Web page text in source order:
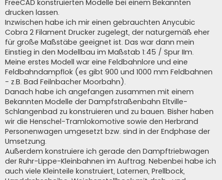
FreeCAD konstruierten Modelle bei einem Bekannten
drucken lassen.
Inzwischen habe ich mir einen gebrauchten Anycubic
Cobra 2 Filament Drucker zugelegt, der naturgemäß eher
für große Maßstäbe geeignet ist. Das war dann mein
Einstieg in den Modellbau im Maßstab 1:45 / Spur IIm.
Meine erstes Modell war eine Feldbahnlore und eine
Feldbahndampflok (es gibt 900 und 1000 mm Feldbahnen
- z.B. Bad Feilnbacher Moorbahn).
Danach habe ich angefangen zusammen mit einem
Bekannten Modelle der Dampfstraßenbahn Eltville-
Schlangenbad zu konstruieren und zu bauen. Bisher haben
wir die Henschel-Tramlokomotive sowie den Herbrand
Personenwagen umgesetzt bzw. sind in der Endphase der
Umsetzung.
Außerdem konstruiere ich gerade den Dampftriebwagen
der Ruhr-Lippe-Kleinbahnen im Auftrag. Nebenbei habe ich
auch viele Kleinteile konstruiert, Laternen, Prellbock,